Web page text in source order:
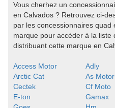
Vous cherhez un
en Calvados ? Retrouvez ci-
par les concessionnaires quad
marque pour accéder à la liste
distribuant cette marque en
Access Motor Adly
Arctic Cat
As
Cectek
Cf Moto
E-ton
Gamax